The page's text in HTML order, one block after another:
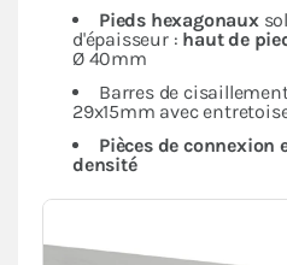
Pieds hexagonaux
d'épaisseur : haut de
Ø 40mm
Barres de
29x15mm avec
Pièces de
densité